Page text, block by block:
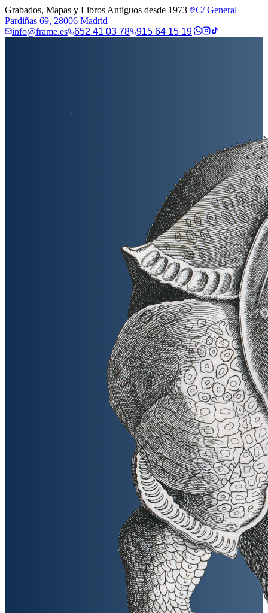
Grabados, Mapas y Libros Antiguos desde 1973|
C/ General
Pardiñas 69, 28006 Madrid
info@frame.es
652 41 03 78 915 64 15 19|